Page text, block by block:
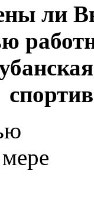
ли